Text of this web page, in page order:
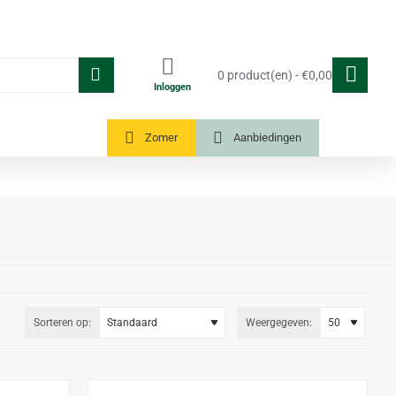
Inloggen
0 product(en) - €0,00
Zomer Aanbiedingen
Sorteren op: Weergegeven: